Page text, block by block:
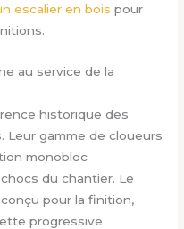
escalier en bois pour
au service de la
historique des
Leur gamme de cloueurs
monobloc
du chantier. Le
pour la finition,
progressive